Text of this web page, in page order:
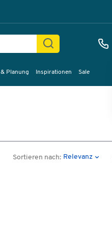
Planung Inspirationen Sale
Sortieren nach: Relevanz